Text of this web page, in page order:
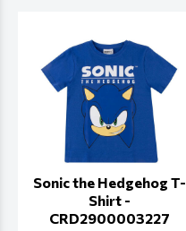
Sonic the Hedgehog T-
Shirt -
CRD2900003227